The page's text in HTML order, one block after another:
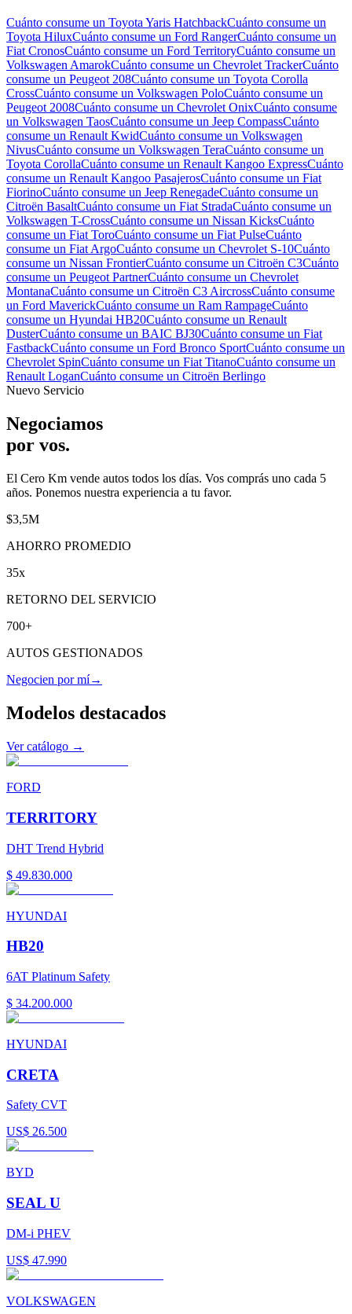
Cuánto consume un Toyota Yaris HatchbackCuánto consume un
Toyota HiluxCuánto consume un Ford RangerCuánto consume un
Fiat CronosCuánto consume un Ford TerritoryCuánto consume un
Volkswagen AmarokCuánto consume un Chevrolet TrackerCuánto
consume un Peugeot 208Cuánto consume un Toyota Corolla
CrossCuánto consume un Volkswagen PoloCuánto consume un
Peugeot 2008Cuánto consume un Chevrolet OnixCuánto consume
un Volkswagen TaosCuánto consume un Jeep CompassCuánto
consume un Renault KwidCuánto consume un Volkswagen
NivusCuánto consume un Volkswagen TeraCuánto consume un
Toyota CorollaCuánto consume un Renault Kangoo ExpressCuánto
consume un Renault Kangoo PasajerosCuánto consume un Fiat
FiorinoCuánto consume un Jeep RenegadeCuánto consume un
Citroën BasaltCuánto consume un Fiat StradaCuánto consume un
Volkswagen T-CrossCuánto consume un Nissan KicksCuánto
consume un Fiat ToroCuánto consume un Fiat PulseCuánto
consume un Fiat ArgoCuánto consume un Chevrolet S-10Cuánto
consume un Nissan FrontierCuánto consume un Citroën C3Cuánto
consume un Peugeot PartnerCuánto consume un Chevrolet
MontanaCuánto consume un Citroën C3 AircrossCuánto consume
un Ford MaverickCuánto consume un Ram RampageCuánto
consume un Hyundai HB20Cuánto consume un Renault
DusterCuánto consume un BAIC BJ30Cuánto consume un Fiat
FastbackCuánto consume un Ford Bronco SportCuánto consume un
Chevrolet SpinCuánto consume un Fiat TitanoCuánto consume un
Renault LoganCuánto consume un Citroën Berlingo
Nuevo Servicio
Negociamos
por vos.
El Cero Km vende autos todos los días. Vos comprás uno cada 5
años. Ponemos nuestra experiencia a tu favor.
$3,5M
AHORRO PROMEDIO
35x
RETORNO DEL SERVICIO
700+
AUTOS GESTIONADOS
Negocien por mí→
Modelos destacados
Ver catálogo →
FORD
TERRITORY
DHT Trend Hybrid
$ 49.830.000
HYUNDAI
HB20
6AT Platinum Safety
$ 34.200.000
HYUNDAI
CRETA
Safety CVT
US$ 26.500
BYD
SEAL U
DM-i PHEV
US$ 47.990
VOLKSWAGEN